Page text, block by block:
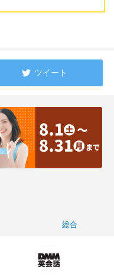
ツイート
総合